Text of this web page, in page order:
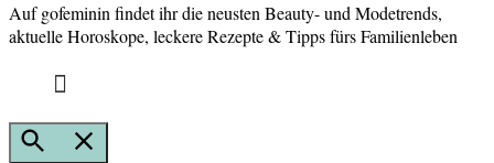
gofeminin
Auf gofeminin findet ihr die neusten Beauty- und Modetrends,
aktuelle Horoskope, leckere Rezepte & Tipps fürs Familienleben
Suche
öffnen